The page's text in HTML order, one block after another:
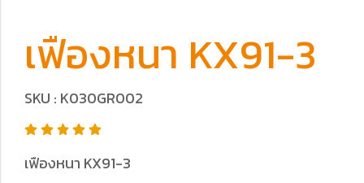
เฟืองหนา KX91-3
SKU : K030GR002
เฟืองหนา KX91-3